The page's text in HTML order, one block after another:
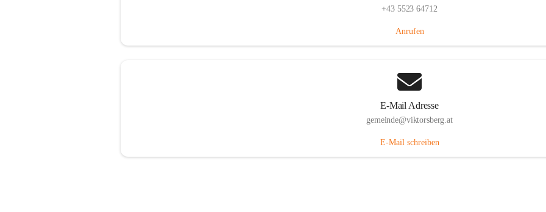
+43 5523 64712
Anrufen
E-Mail Adresse
gemeinde@viktorsberg.at
E-Mail schreiben